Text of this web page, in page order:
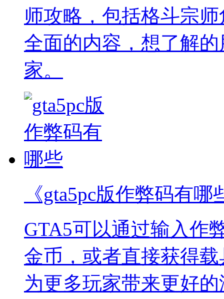
师攻略，包括格斗宗
全面的内容，想了解
家。
《gta5pc版作弊码有哪
GTA5可以通过输入作
金币，或者直接获得
为更多玩家带来更好